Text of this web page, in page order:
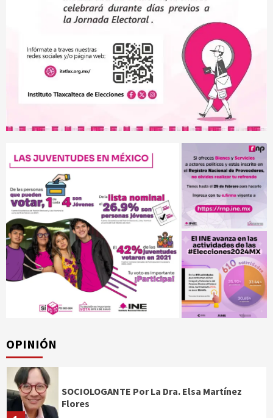
OPINIÓN
SOCIOLOGANTE Por La Dra. Elsa Martínez
Flores